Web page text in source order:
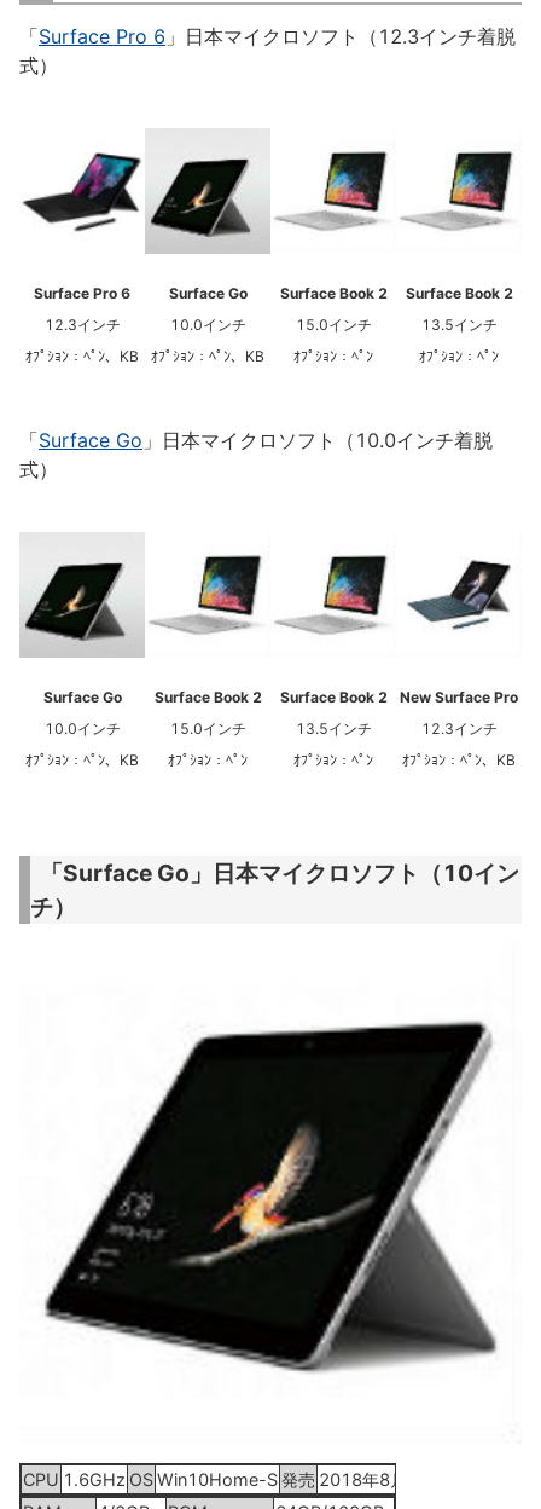
「Surface Pro 6 」日本マイクロソフト（12.3インチ着脱
式）
Surface Pro 6
12.3インチ
ｵﾌﾟｼｮﾝ：ﾍﾟﾝ、KB
Surface Go
10.0インチ
ｵﾌﾟｼｮﾝ：ﾍﾟﾝ、KB
Surface Book 2
15.0インチ
ｵﾌﾟｼｮﾝ：ﾍﾟﾝ
Surface Book 2
13.5インチ
ｵﾌﾟｼｮﾝ：ﾍﾟﾝ
「Surface Go 」日本マイクロソフト（10.0インチ着脱
式）
Surface Go
10.0インチ
ｵﾌﾟｼｮﾝ：ﾍﾟﾝ、KB
Surface Book 2
15.0インチ
ｵﾌﾟｼｮﾝ：ﾍﾟﾝ
Surface Book 2
13.5インチ
ｵﾌﾟｼｮﾝ：ﾍﾟﾝ
New Surface Pro
12.3インチ
ｵﾌﾟｼｮﾝ：ﾍﾟﾝ、KB
「Surface Go」日本マイクロソフト（10イン
チ）
CPU 1.6GHz OSWin10Home-S発売 2018年8月28日